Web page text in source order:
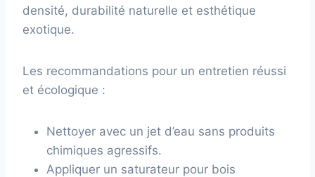
densité, durabilité naturelle et esthétique
exotique.
Les recommandations pour un entretien réussi
et écologique :
Nettoyer avec un jet d’eau sans produits
chimiques agressifs.
Appliquer un saturateur pour bois